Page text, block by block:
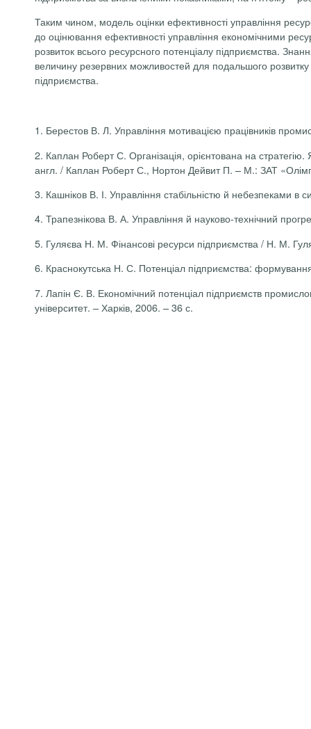
Таким чином, модель оцінки ефективності управління
до оцінювання ефективності управління економічними
розвиток всього ресурсного потенціалу підприємства.
величину резервних можливостей для подальшого
підприємства.
1. Берестов В. Л. Управління мотивацією працівників
2. Каплан Роберт С. Організація, орієнтована на
англ. / Каплан Роберт С., Нортон Дейвит П. – М.: ЗАТ
3. Кашніков В. І. Управління стабільністю й небезпеками
4. Трапезнікова В. А. Управління й науково-технічний
5. Гуляєва Н. М. Фінансові ресурси підприємства / Н. М.
6. Краснокутська Н. С. Потенціал підприємства:
7. Лапін Є. В. Економічний потенціал підприємств
університет. – Харків, 2006. – 36 с.